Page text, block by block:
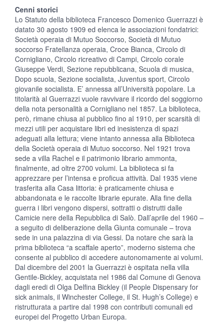
Cenni storici
Lo Statuto della biblioteca Francesco Domenico Guerrazzi è
datato 30 agosto 1909 ed elenca le associazioni fondatrici:
Società operaia di Mutuo Soccorso, Società di Mutuo
soccorso Fratellanza operaia, Croce Bianca, Circolo di
Cornigliano, Circolo ricreativo di Campi, Circolo corale
Giuseppe Verdi, Sezione repubblicana, Scuola di musica,
Dopo scuola, Sezione socialista, Juventus sport, Circolo
giovanile socialista. E’ annessa all’Università popolare. La
titolarità al Guerrazzi vuole ravvivare il ricordo del soggiorno
della nota personalità a Cornigliano nel 1857. La biblioteca,
però, rimane chiusa al pubblico fino al 1910, per scarsità di
mezzi utili per acquistare libri ed inesistenza di spazi
adeguati alla lettura; viene intanto annessa alla Biblioteca
della Società operaia di Mutuo soccorso. Nel 1921 trova
sede a villa Rachel e il patrimonio librario ammonta,
finalmente, ad oltre 2700 volumi. La biblioteca si fa
apprezzare per l’intensa e proficua attività. Dal 1935 viene
trasferita alla Casa littoria: è praticamente chiusa e
abbandonata e le raccolte librarie epurate. Alla fine della
guerra i libri vengono dispersi, sottratti o distrutti dalle
Camicie nere della Repubblica di Salò. Dall’aprile del 1960 –
a seguito di deliberazione della Giunta comunale – trova
sede in una palazzina di via Gessi. Da notare che sarà la
prima biblioteca “a scaffale aperto”, moderno sistema che
consente al pubblico di accedere autonomamente ai volumi.
Dal dicembre del 2001 la Guerrazzi è ospitata nella villa
Gentile-Bickley, acquistata nel 1986 dal Comune di Genova
dagli eredi di Olga Delfina Bickley (il People Dispensary for
sick animals, il Winchester College, il St. Hugh’s College) e
ristrutturata a partire dal 1998 con contributi comunali ed
europei del Progetto Urban Europa.